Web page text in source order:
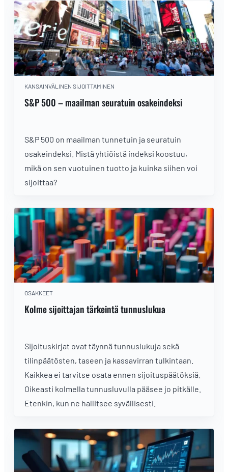
KANSAINVÄLINEN SIJOITTAMINEN
S&P 500 – maailman seuratuin osakeindeksi
S&P 500 on maailman tunnetuin ja seuratuin
osakeindeksi. Mistä yhtiöistä indeksi koostuu,
mikä on sen vuotuinen tuotto ja kuinka siihen voi
sijoittaa?
OSAKKEET
Kolme sijoittajan tärkeintä tunnuslukua
Sijoituskirjat ovat täynnä tunnuslukuja sekä
tilinpäätösten, taseen ja kassavirran tulkintaan.
Kaikkea ei tarvitse osata ennen sijoituspäätöksiä.
Oikeasti kolmella tunnusluvulla pääsee jo pitkälle.
Etenkin, kun ne hallitsee syvällisesti.